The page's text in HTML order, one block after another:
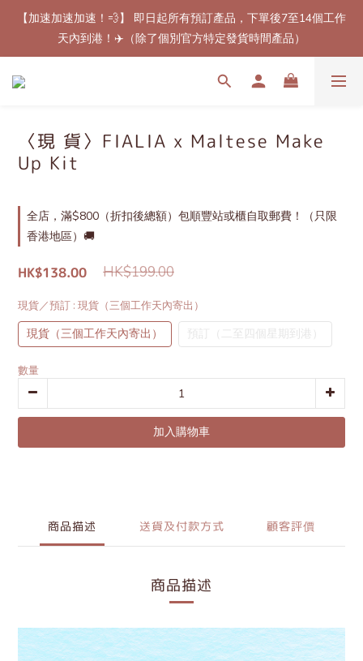
【最新免郵優惠！🚚】滿$800（折扣後總額）包順豐站或櫃自取
郵費！（只限香港地區）
【加速加速加速！💨】 即日起所有預訂產品，下單後7至14個工作
天內到港！✈️（除了個別官方特定發貨時間產品）
【最新免郵優惠！🚚】滿$800（折扣後總額）包順豐站或櫃自取
〈現 貨〉FIALIA x Maltese Make
Up Kit
全店，滿$800（折扣後總額）包順豐站或櫃自取郵費！（只限
香港地區）🚚
HK$138.00 HK$199.00
現貨／預訂 : 現貨（三個工作天內寄出）
現貨（三個工作天內寄出） 預訂（二至四個星期到港）
數量
加入購物車
商品描述 送貨及付款方式 顧客評價
商品描述